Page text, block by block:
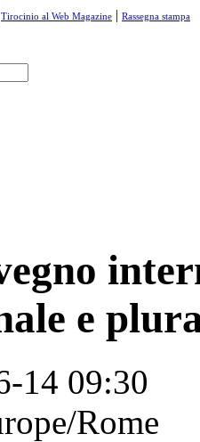
Tirocinio al Web Magazine | Rassegna stampa
e
14 09:30
Rome